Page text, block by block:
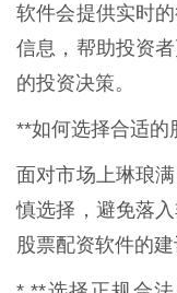
软件会提供实时
信息，帮助投资
的投资决策。
**如何选择合适的
面对市场上琳琅
慎选择，避免落
股票配资软件的建